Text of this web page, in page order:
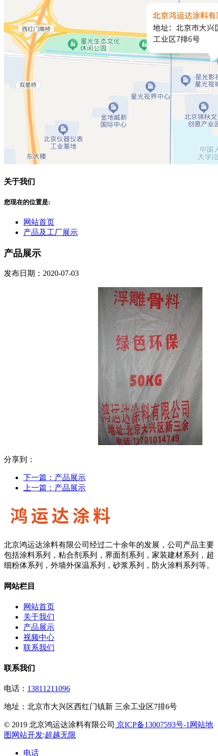
关于我们
您现在的位置是:
网站首页
产品及工厂展示
产品展示
发布日期：2020-07-03
分享到：
下一篇： 产品展示
上一篇： 产品展示
北京鸿运达涂料有限公司经过二十余年的发展，公司产品主要
包括涂料系列，粘合剂系列，界面剂系列，家装建材系列，超
细粉体系列，外墙外保温系列，砂浆系列，防火涂料系列等。
网站栏目
网站首页
关于我们
产品展示
视频中心
联系我们
联系我们
电话： 13811211096
地址： 北京市大兴区西红门镇新 三余工业区7排6号
© 2019 北京鸿运达涂料有限公司 京ICP备13007593号-1网站地
图 网站开发:超越无限
电话